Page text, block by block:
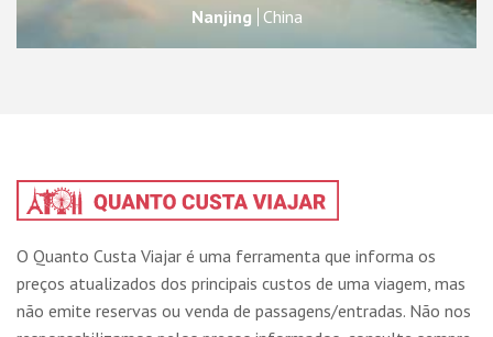
Nanjing China
O Quanto Custa Viajar é uma ferramenta que informa os
preços atualizados dos principais custos de uma viagem, mas
não emite reservas ou venda de passagens/entradas. Não nos